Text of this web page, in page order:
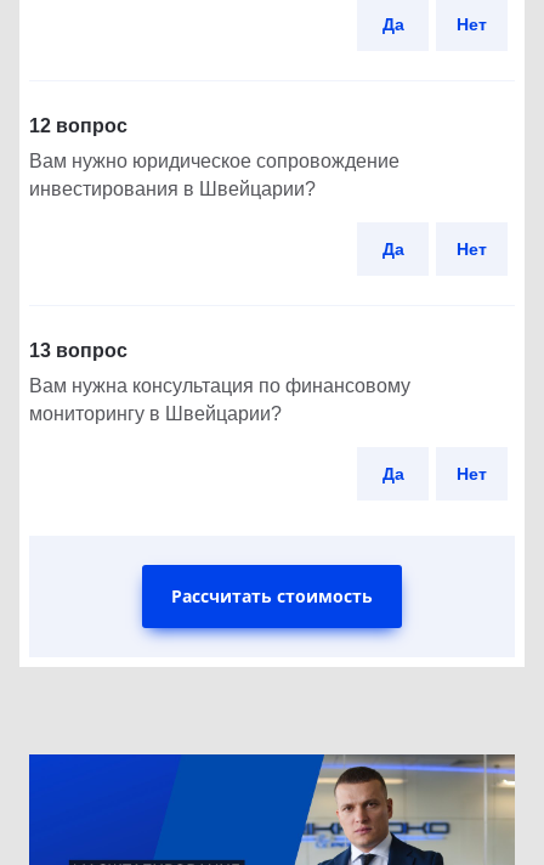
Да Нет
12 вопрос
Вам нужно юридическое сопровождение
инвестирования в Швейцарии?
Да Нет
13 вопрос
Вам нужна консультация по финансовому
мониторингу в Швейцарии?
Да Нет
Рассчитать стоимость